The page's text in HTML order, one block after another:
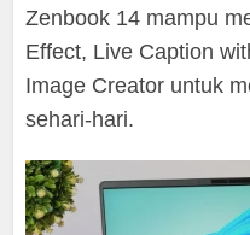
Zenbook 14 mampu
Effect, Live Caption
Image Creator untuk
sehari-hari.